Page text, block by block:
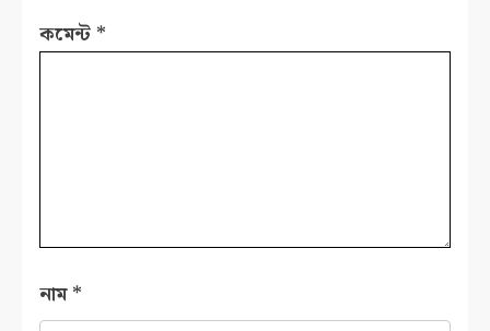
কমেন্ট *
নাম*